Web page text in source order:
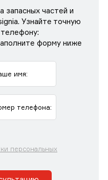
запасных частей и
Узнайте точную
форму ниже
персональных